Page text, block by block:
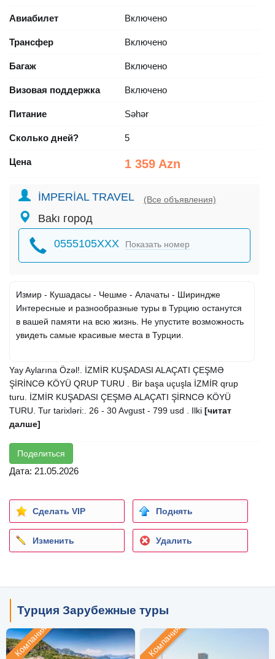
Авиабилет Включено
Трансфер Включено
Багаж Включено
Визовая поддержка Включено
Питание Səhər
Сколько дней? 5
Цена 1 359 Azn
İMPERİAL TRAVEL (Все объявления)
Bakı город
0555105XXX Показать номер
Измир - Кушадасы - Чешме - Алачаты - Шириндже
Интересные и разнообразные туры в Турцию останутся
в вашей памяти на всю жизнь. Не упустите возможность
увидеть самые красивые места в Турции.
Yay Aylarına Özəl!. İZMİR KUŞADASI ALAÇATI ÇEŞMƏ
ŞİRİNCƏ KÖYÜ QRUP TURU . Bir başa uçuşla İZMİR qrup
turu. İZMİR KUŞADASI ÇEŞMƏ ALAÇATI ŞİRNCƏ KÖYÜ
TURU. Tur tarixləri:. 26 - 30 Avgust - 799 usd . Ilki [читат
далше]
Поделиться
Дата: 21.05.2026
Сделать VIP Поднять
Изменить Удалить
Турция Зарубежные туры
Компания Компания